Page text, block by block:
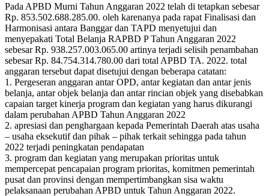
Pada APBD Murni Tahun Anggaran 2022 telah di tetapkan sebesar
Rp. 853.502.688.285.00. oleh karenanya pada rapat Finalisasi dan
Harmonisasi antara Banggar dan TAPD menyetujui dan
menyepakati Total Belanja RAPBD P Tahun Anggaran 2022
sebesar Rp. 938.257.003.065.00 artinya terjadi selisih penambahan
sebesar Rp. 84.754.314.780.00 dari total APBD TA. 2022. total
anggaran tersebut dapat disetujui dengan beberapa catatan:
1. Pergeseran anggaran antar OPD, antar kegiatan dan antar jenis
belanja, antar objek belanja dan antar rincian objek yang disebabkan
capaian target kinerja program dan kegiatan yang harus dikurangi
dalam perubahan APBD Tahun Anggaran 2022
2. apresiasi dan penghargaan kepada Pemerintah Daerah atas usaha
– usaha eksekutif dan pihak – pihak terkait sehingga pada tahun
2022 terjadi peningkatan pendapatan
3. program dan kegiatan yang merupakan prioritas untuk
mempercepat pencapaian program prioritas, komitmen pemerintah
pusat dan provinsi dengan mempertimbangkan sisa waktu
pelaksanaan perubahan APBD untuk Tahun Anggaran 2022.